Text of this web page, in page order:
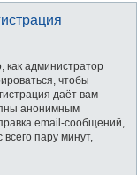
как администратор
чтобы
даёт вам
анонимным
email-сообщений,
всего пару минут,